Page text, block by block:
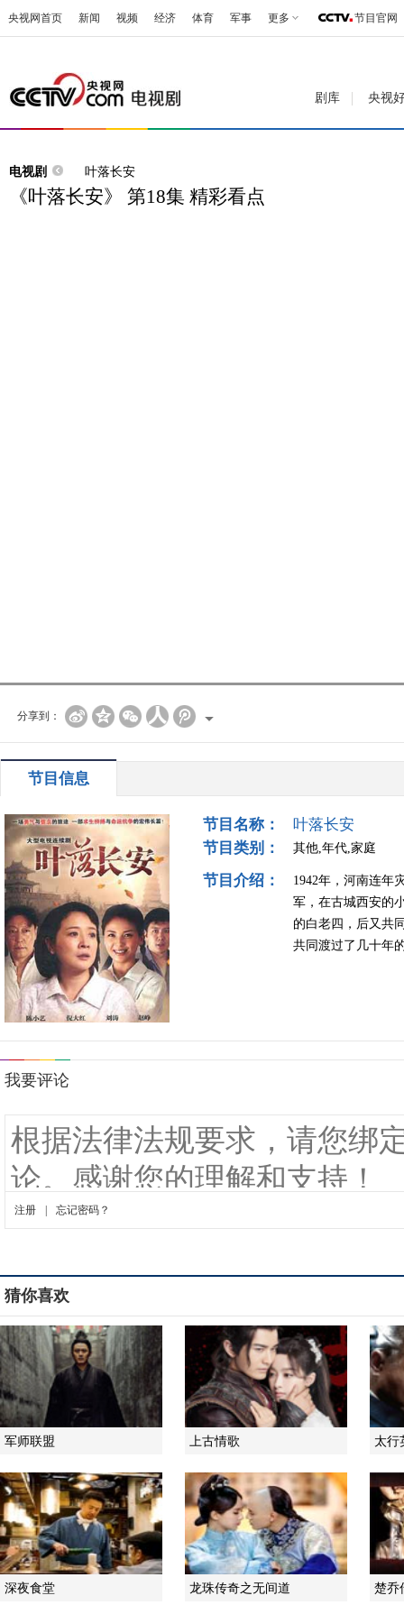
央视网首页 新闻 视频 经济 体育 军事 更多 节目官网
剧库 央视
电视剧 叶落长安
《叶落长安》 第18集 精彩看点
分享到：
节目信息
节目名称：
叶落长安
节目类别：
其他,年代,家庭
节目介绍：
1942年，河南连年
军，在古城西安的
的白老四，后又共
共同渡过了几十年
猜你喜欢
军师联盟 上古情歌 太行
深夜食堂 龙珠传奇之无间道 楚乔